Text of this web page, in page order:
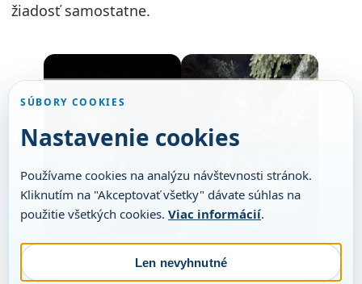
žiadosť samostatne.
SÚBORY COOKIES
Nastavenie cookies
Používame cookies na analýzu návštevnosti stránok.
Kliknutím na "Akceptovať všetky" dávate súhlas na
použitie všetkých cookies. Viac informácií.
Len nevyhnutné